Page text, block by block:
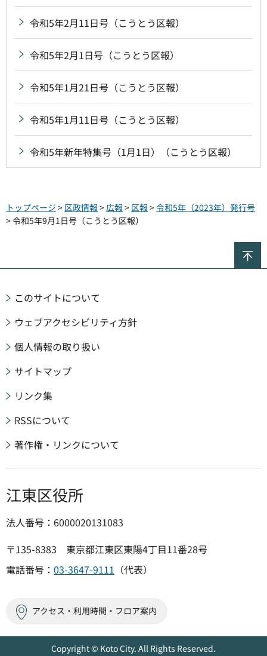
令和5年2月11日号（こうとう区報）
令和5年2月1日号（こうとう区報）
令和5年1月21日号（こうとう区報）
令和5年1月11日号（こうとう区報）
令和5年新年特集号（1月1日）（こうとう区報）
トップページ > 区政情報 > 広報 > 区報 >令和5年（2023年）発行号
> 令和5年9月1日号（こうとう区報）
このサイトについて
ウェブアクセシビリティ方針
個人情報の取り扱い
サイトマップ
リンク集
RSSについて
著作権・リンクについて
江東区役所
法人番号：6000020131083
〒135-8383 東京都江東区東陽4丁目11番28号
電話番号： 03-3647-9111 （代表）
アクセス・利用時間・フロア案内
Copyright © Koto City. All Rights Reserved.